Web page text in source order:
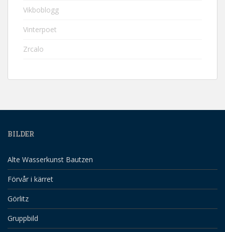
Vikboblogg
Vinterpoet
Zrcalo
BILDER
Alte Wasserkunst Bautzen
Förvår i kärret
Görlitz
Gruppbild